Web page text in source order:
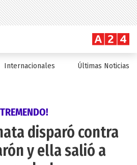
Internacionales Últimas Noticias
disparó contra
y ella salió a